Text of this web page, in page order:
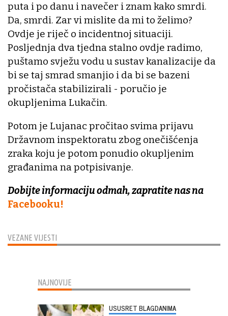
VEZANE VIJESTI
puta i po danu i navečer i znam kako smrdi.
Da, smrdi. Zar vi mislite da mi to želimo?
Ovdje je riječ o incidentnoj situaciji.
Posljednja dva tjedna stalno ovdje radimo,
puštamo svježu vodu u sustav kanalizacije da
bi se taj smrad smanjio i da bi se bazeni
pročistača stabilizirali - poručio je
okupljenima Lukačin.
Potom je Lujanac pročitao svima prijavu
Državnom inspektoratu zbog onečišćenja
zraka koju je potom ponudio okupljenim
građanima na potpisivanje.
Dobijte informaciju odmah, zapratite nas na
Facebooku!
NAJNOVIJE
USUSRET BLAGDANIMA